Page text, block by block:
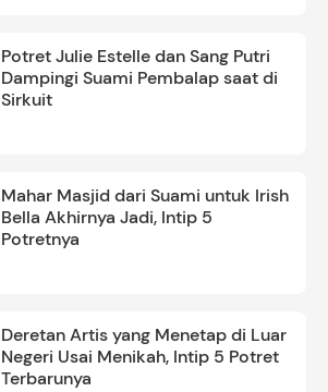
Potret Julie Estelle dan Sang Putri
Dampingi Suami Pembalap saat di
Sirkuit
Mahar Masjid dari Suami untuk Irish
Bella Akhirnya Jadi, Intip 5
Potretnya
Deretan Artis yang Menetap di Luar
Negeri Usai Menikah, Intip 5 Potret
Terbarunya